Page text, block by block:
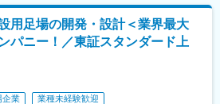
の点検メンテナンス業務も行います。
ー体制も整っています。
用足場の開発・設計＜業界最大
パニー！／東証スタンダード上
企業 業種未経験歓迎